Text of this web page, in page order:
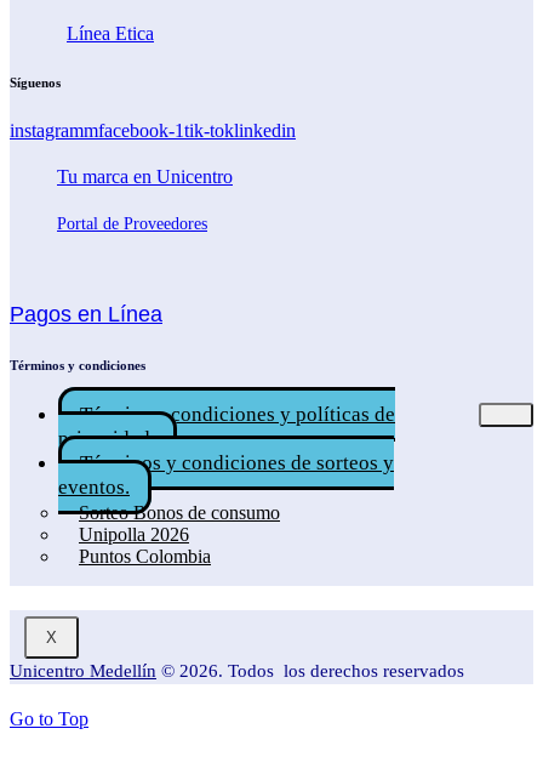
Línea Etica
Síguenos
instagrammfacebook-1tik-toklinkedin
Tu marca en Unicentro
Portal de Proveedores
Pagos en Línea
Términos y condiciones
Términos, condiciones y políticas de
privacidad.
Términos y condiciones de sorteos y
eventos.
Sorteo Bonos de consumo
Unipolla 2026
Puntos Colombia
X
Unicentro Medellín © 2026. Todos los derechos reservados
Go to Top